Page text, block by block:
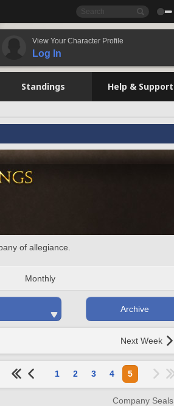
View Your Character Profile
Log In
Standings Help & Support
of allegiance.
Monthly
Archive
Next Week
1 2 3 4 5
Company Seals